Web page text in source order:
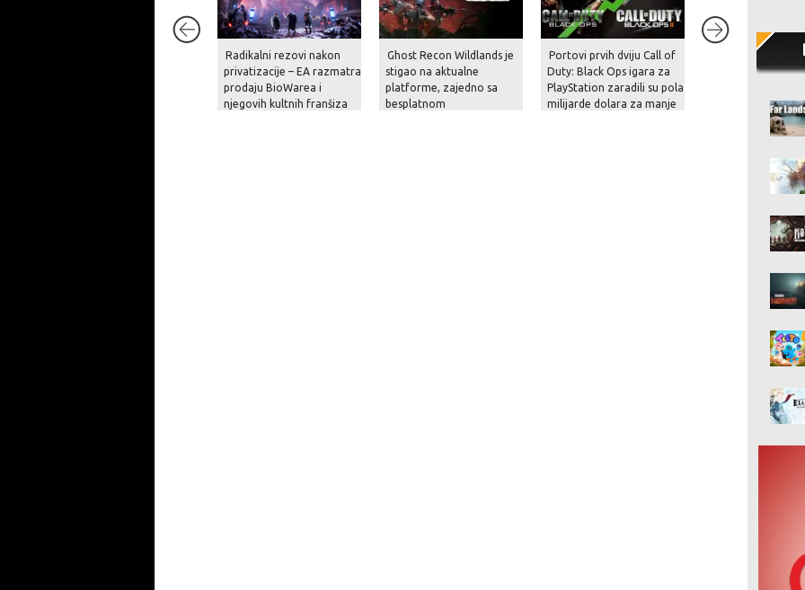
Radikalni rezovi nakon
privatizacije – EA razmatra
prodaju BioWarea i
njegovih kultnih franšiza
Ghost Recon Wildlands je
stigao na aktualne
platforme, zajedno sa
besplatnom
Portovi prvih dviju Call of
Duty: Black Ops igara za
PlayStation zaradili su pola
milijarde dolara za manje
Rockstar je
prekinuo šutnju –
krajem kolovoza i